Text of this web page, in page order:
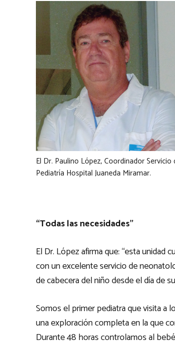
El Dr. Paulino López, Coordinador Servicio
Pediatría Hospital Juaneda Miramar.
“Todas las necesidades”
El Dr. López afirma que: “esta unidad
con un excelente servicio de
de cabecera del niño desde el día de
Somos el primer pediatra que visita a
una exploración completa en la que
Durante 48 horas controlamos al